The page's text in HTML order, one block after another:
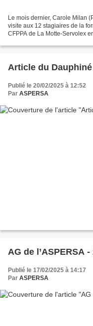
Le mois dernier, Carole Milan
visite aux 12 stagiaires de la
CFPPA de La Motte-Servolex
Article du
Publié le 20/02/2025 à 12:52
Par ASPERSA
AG de l’ASPERSA -
Publié le 17/02/2025 à 14:17
Par ASPERSA